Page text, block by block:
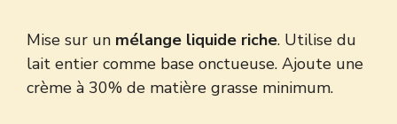
Mise sur un mélange liquide riche. Utilise du
lait entier comme base onctueuse. Ajoute une
crème à 30% de matière grasse minimum.